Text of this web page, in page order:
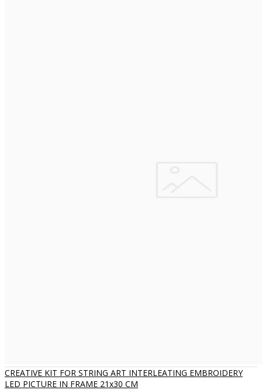
CREATIVE KIT FOR STRING ART INTERLEATING EMBROIDERY
LED PICTURE IN FRAME 21x30 CM